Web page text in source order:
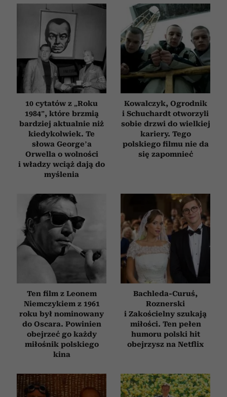
analizować ruch w naszej witrynie. Informacje o tym, jak
korzystasz z naszej witryny, udostępniamy partnerom
społecznościowym, reklamowym i analitycznym.
Partnerzy mogą połączyć te informacje z innymi danymi
otrzymanymi od Ciebie lub uzyskanymi podczas
korzystania z ich usług.
10 cytatów z „Roku
1984”, które brzmią
bardziej aktualnie niż
kiedykolwiek. Te
słowa George’a
Orwella o wolności
i władzy wciąż dają do
myślenia
Kowalczyk, Ogrodnik
i Schuchardt otworzyli
sobie drzwi do wielkiej
kariery. Tego
polskiego filmu nie da
się zapomnieć
Ten film z Leonem
Niemczykiem z 1961
roku był nominowany
do Oscara. Powinien
obejrzeć go każdy
miłośnik polskiego
kina
Bachleda-Curuś,
Roznerski
i Zakościelny szukają
miłości. Ten pełen
humoru polski hit
obejrzysz na Netflix